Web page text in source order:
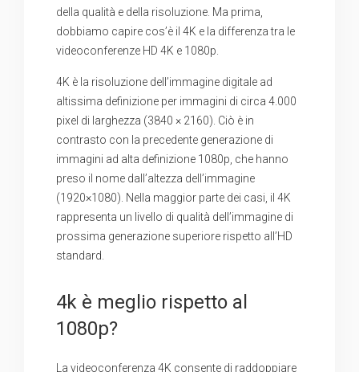
della qualità e della risoluzione. Ma prima,
dobbiamo capire cos’è il 4K e la differenza tra le
videoconferenze HD 4K e 1080p.
4K è la risoluzione dell’immagine digitale ad
altissima definizione per immagini di circa 4.000
pixel di larghezza (3840 × 2160). Ciò è in
contrasto con la precedente generazione di
immagini ad alta definizione 1080p, che hanno
preso il nome dall’altezza dell’immagine
(1920×1080). Nella maggior parte dei casi, il 4K
rappresenta un livello di qualità dell’immagine di
prossima generazione superiore rispetto all’HD
standard.
4k è meglio rispetto al
1080p?
La videoconferenza 4K consente di raddoppiare